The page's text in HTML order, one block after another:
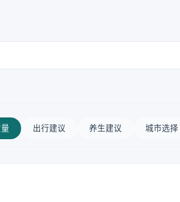
出行建议 养生建议 城市选择